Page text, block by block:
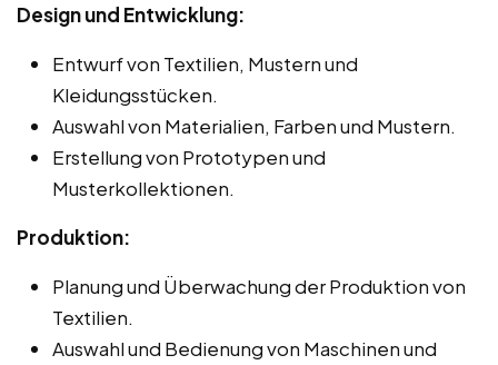
Design und Entwicklung:
Entwurf von Textilien, Mustern und
Kleidungsstücken.
Auswahl von Materialien, Farben und Mustern.
Erstellung von Prototypen und
Musterkollektionen.
Produktion:
Planung und Überwachung der Produktion von
Textilien.
Auswahl und Bedienung von Maschinen und